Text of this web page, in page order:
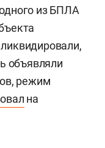
из БПЛА
объявляли
режим
на